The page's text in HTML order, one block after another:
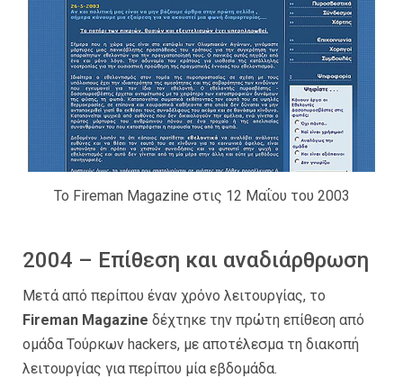
Το Fireman Μagazine στις 12 Μαΐου του 2003
2004 – Επίθεση και αναδιάρθρωση
Μετά από περίπου έναν χρόνο λειτουργίας, το
Fireman Magazine δέχτηκε την πρώτη επίθεση από
ομάδα Τούρκων hackers, με αποτέλεσμα τη διακοπή
λειτουργίας για περίπου μία εβδομάδα.